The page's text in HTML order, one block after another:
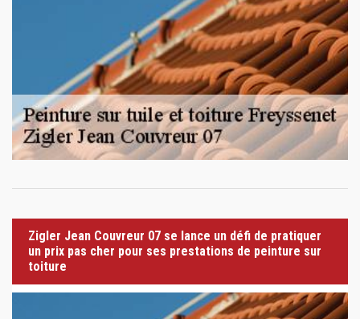
Zigler Jean Couvreur 07 se lance un défi de pratiquer
un prix pas cher pour ses prestations de peinture sur
toiture